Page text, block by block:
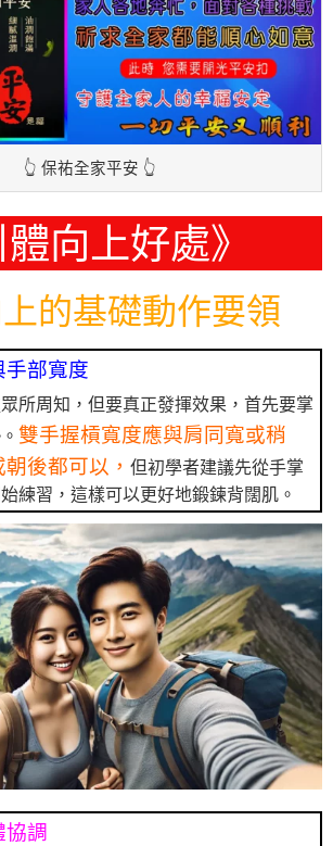
👆 保祐全家平安 👆
體向上好處》
的基礎動作要領
部寬度
所周知，但要真正發揮效果，首先要掌
雙手握槓寬度應與肩同寬或稍
後都可以， 但初學者建議先從手掌
練習，這樣可以更好地鍛鍊背闊肌。
協調